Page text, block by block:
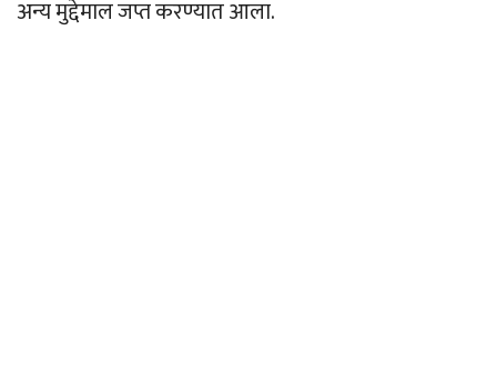
अन्य मुद्देमाल जप्त करण्यात आला.